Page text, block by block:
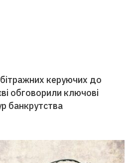
керуючих до
обговорили ключові
банкрутства